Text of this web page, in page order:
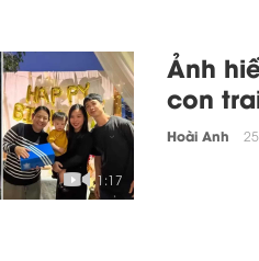
1:17
Ảnh
con
Hoài Anh